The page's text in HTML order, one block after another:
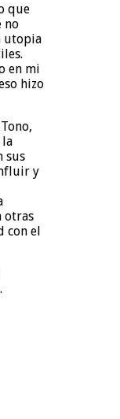
que
no
utopia
en mi
hizo
la
sus
y
otras
con el